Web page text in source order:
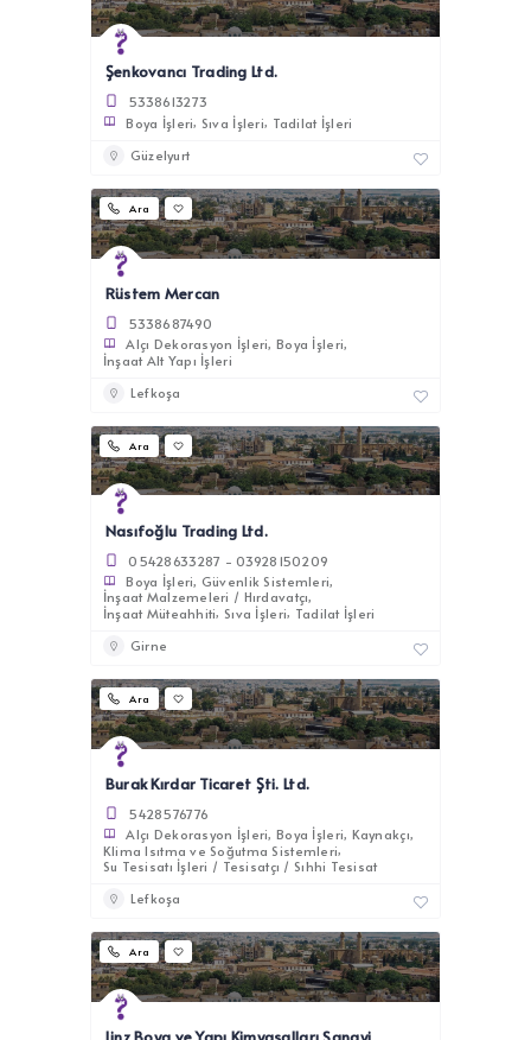
Şenkovancı Trading Ltd.
5338613273
Boya İşleri Sıva İşleri Tadilat İşleri
Güzelyurt
Ara
Rüstem Mercan
5338687490
Alçı Dekorasyon İşleri Boya İşleri
İnşaat Alt Yapı İşleri
Lefkoşa
Ara
Nasıfoğlu Trading Ltd.
05428633287 - 03928150209
Boya İşleri Güvenlik Sistemleri
İnşaat Malzemeleri / Hırdavatçı
İnşaat Müteahhiti Sıva İşleri Tadilat İşleri
Girne
Ara
Burak Kırdar Ticaret Şti. Ltd.
5428576776
Alçı Dekorasyon İşleri Boya İşleri Kaynakçı
Klima Isıtma ve Soğutma Sistemleri
Su Tesisatı İşleri / Tesisatçı / Sıhhi Tesisat
Lefkoşa
Ara